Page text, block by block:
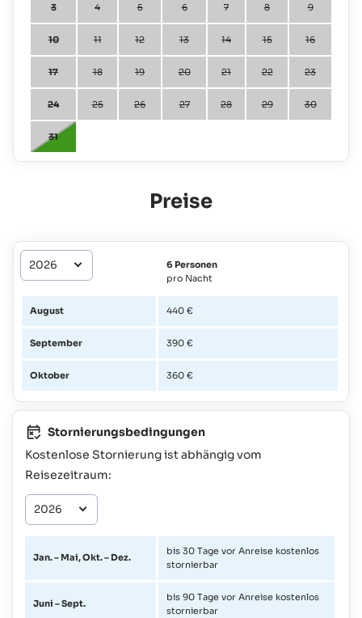
3 4 5 6 7 8 9
10 11 12 13 14 15 16
17 18 19 20 21 22 23
24 25 26 27 28 29 30
31
Preise
6 Personen
pro Nacht
August 440 €
September 390 €
Oktober 360 €
Stornierungsbedingungen
Kostenlose Stornierung ist abhängig vom
Reisezeitraum:
Jan. – Mai, Okt. – Dez.
bis 30 Tage vor Anreise kostenlos
stornierbar
Juni – Sept.
bis 90 Tage vor Anreise kostenlos
stornierbar